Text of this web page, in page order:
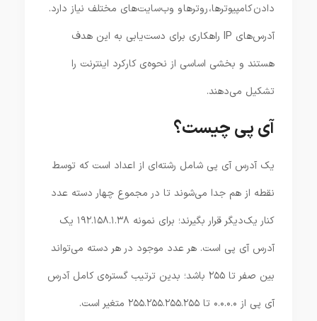
دادن کامپیوترها، روترها و وب‌سایت‌های مختلف نیاز دارد.
آدرس‌های IP راهکاری برای دست‌یابی به این هدف
هستند و بخشی اساسی از نحوه‌ی کارکرد اینترنت را
تشکیل می‌دهند.
آی پی چیست؟
یک آدرس آی پی شامل رشته‌ای از اعداد است که توسط
نقطه از هم جدا می‌شوند تا در مجموع چهار دسته عدد
کنار یک‌دیگر قرار بگیرند؛ برای نمونه ۱۹۲.۱۵۸.۱.۳۸ یک
آدرس آی پی است. هر عدد موجود در هر دسته می‌تواند
بین صفر تا ۲۵۵ باشد؛ بدین ترتیب گستره‌ی کامل آدرس
آی پی از ۰.۰.۰.۰ تا ۲۵۵.۲۵۵.۲۵۵.۲۵۵ متغیر است.